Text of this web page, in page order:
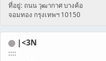
ที่อยู่: ถนน วุฒากาศ บางค้อ
จอมทอง กรุงเทพฯ 10150
|<3N
::::